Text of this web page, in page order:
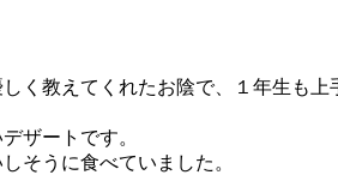
く教えてくれたお陰で、１年生も上
ザートです。
そうに食べていました。